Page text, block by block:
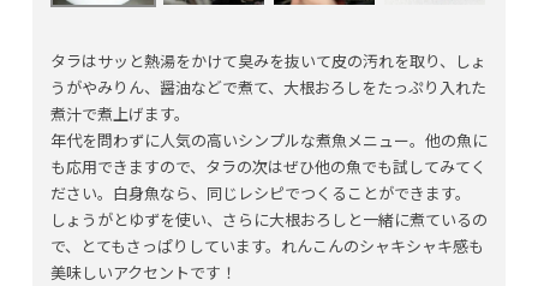
タラはサッと熱湯をかけて臭みを抜いて皮の汚れを取り、しょ
うがやみりん、醤油などで煮て、大根おろしをたっぷり入れた
煮汁で煮上げます。
年代を問わずに人気の高いシンプルな煮魚メニュー。他の魚に
も応用できますので、タラの次はぜひ他の魚でも試してみてく
ださい。白身魚なら、同じレシピでつくることができます。
しょうがとゆずを使い、さらに大根おろしと一緒に煮ているの
で、とてもさっぱりしています。れんこんのシャキシャキ感も
美味しいアクセントです！